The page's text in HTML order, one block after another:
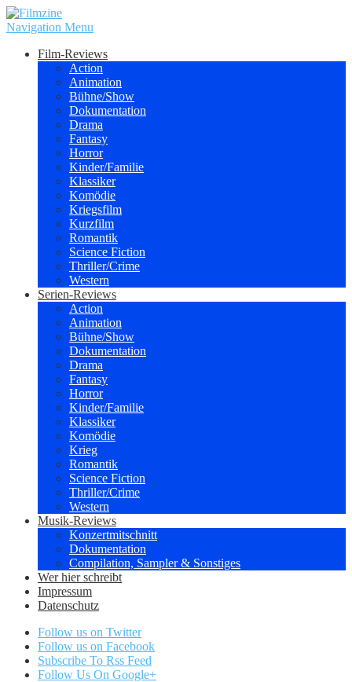
Navigation Menu
Film-Reviews
Action
Animation
Bühne/Show
Dokumentation
Drama
Fantasy
Horror
Kinder/Familie
Klassiker
Komödie
Kriegsfilm
Kurzfilm
Romantik
Science Fiction
Thriller/Crime
Western
Serien-Reviews
Action
Animation
Bühne/Show
Dokumentation
Drama
Fantasy
Horror
Kinder/Familie
Klassiker
Komödie
Krieg
Romantik
Science Fiction
Thriller/Crime
Western
Musik-Reviews
Konzertmitschnitt
Dokumentation
Compilation, Sampler & Sonstiges
Wer hier schreibt
Impressum
Datenschutz
Follow us on Twitter
Follow us on Facebook
Subscribe To Rss Feed
Follow Us On Google+